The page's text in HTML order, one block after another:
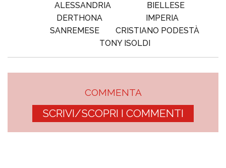
ALESSANDRIA
BIELLESE
DERTHONA
IMPERIA
SANREMESE
CRISTIANO PODESTÀ
TONY ISOLDI
COMMENTA
SCRIVI/SCOPRI I COMMENTI